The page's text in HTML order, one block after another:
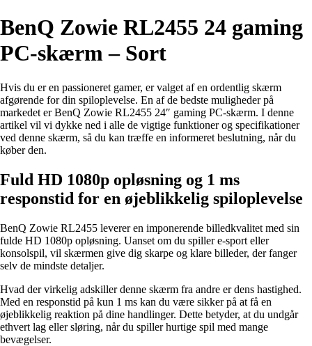
BenQ Zowie RL2455 24 gaming
PC-skærm – Sort
Hvis du er en passioneret gamer, er valget af en ordentlig skærm
afgørende for din spiloplevelse. En af de bedste muligheder på
markedet er BenQ Zowie RL2455 24″ gaming PC-skærm. I denne
artikel vil vi dykke ned i alle de vigtige funktioner og specifikationer
ved denne skærm, så du kan træffe en informeret beslutning, når du
køber den.
Fuld HD 1080p opløsning og 1 ms
responstid for en øjeblikkelig spiloplevelse
BenQ Zowie RL2455 leverer en imponerende billedkvalitet med sin
fulde HD 1080p opløsning. Uanset om du spiller e-sport eller
konsolspil, vil skærmen give dig skarpe og klare billeder, der fanger
selv de mindste detaljer.
Hvad der virkelig adskiller denne skærm fra andre er dens hastighed.
Med en responstid på kun 1 ms kan du være sikker på at få en
øjeblikkelig reaktion på dine handlinger. Dette betyder, at du undgår
ethvert lag eller sløring, når du spiller hurtige spil med mange
bevægelser.